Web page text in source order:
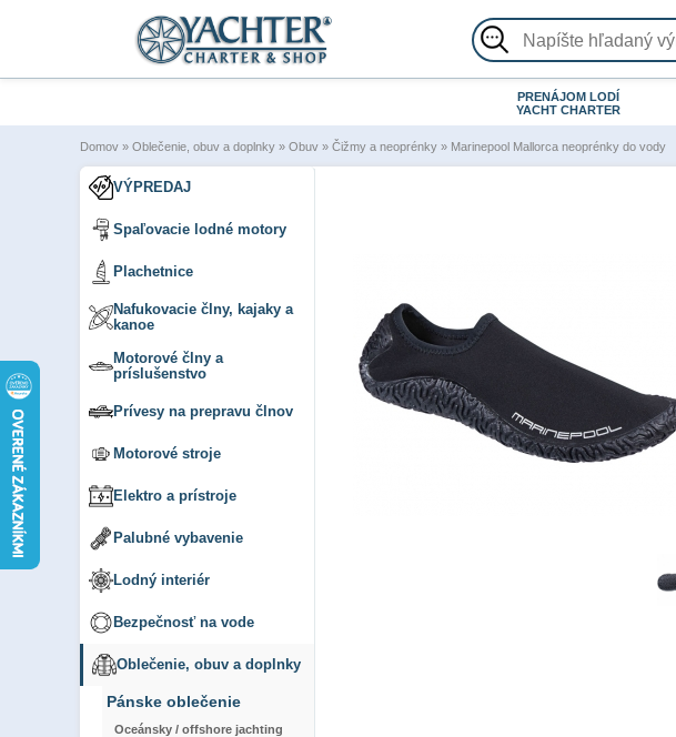
PRENÁJOM LODÍ
YACHT CHARTER
Domov » Oblečenie, obuv a doplnky » Obuv » Čižmy a neoprénky » Marinepool Mallorca neoprénky do vody
VÝPREDAJ
Spaľovacie lodné motory
Plachetnice
Nafukovacie člny, kajaky a
kanoe
Motorové člny a
príslušenstvo
Prívesy na prepravu člnov
Motorové stroje
Elektro a prístroje
Palubné vybavenie
Lodný interiér
Bezpečnosť na vode
Oblečenie, obuv a doplnky
Pánske oblečenie
Oceánsky / offshore jachting